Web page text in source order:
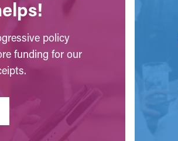
policy
funding for our